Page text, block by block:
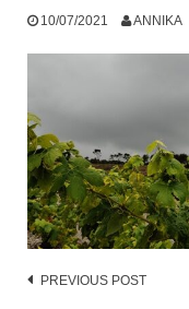
10/07/2021 ANNIKA
Post
PREVIOUS POST